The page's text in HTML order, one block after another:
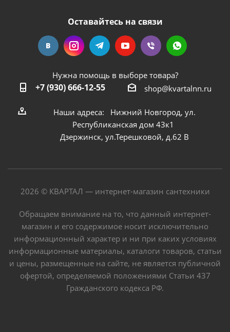
Оставайтесь на связи
Нужна помощь в выборе товара?
+7 (930) 666-12-55 shop@kvartalnn.ru
Наши адреса: Нижний Новгород, ул.
Республиканская дом 43к1
Дзержинск, ул.Терешковой, д.62 В
2026 © КВАРТАЛ — интернет-магазин сантехники
Обращаем внимание на то, что данный интернет-
магазин и его содержимое носит исключительно
информационный характер и ни при каких условиях
информационные материалы, каталоги товаров, статьи
и цены, размещенные на сайте, не является публичной
офертой, определяемой положениями Статьи 437
Гражданского кодекса РФ.